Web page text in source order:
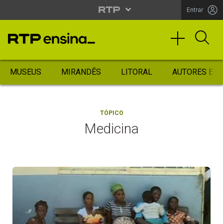
Entrar
MUSEUS MIRANDÊS LITORAL AUTORES
TÓPICO
Medicina